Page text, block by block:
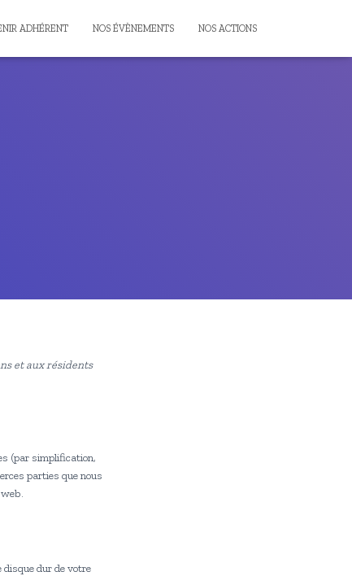
ADHÉRENT NOS ÉVÈNEMENTS NOS ACTIONS
et aux résidents
(par simplification,
parties que nous
dur de votre